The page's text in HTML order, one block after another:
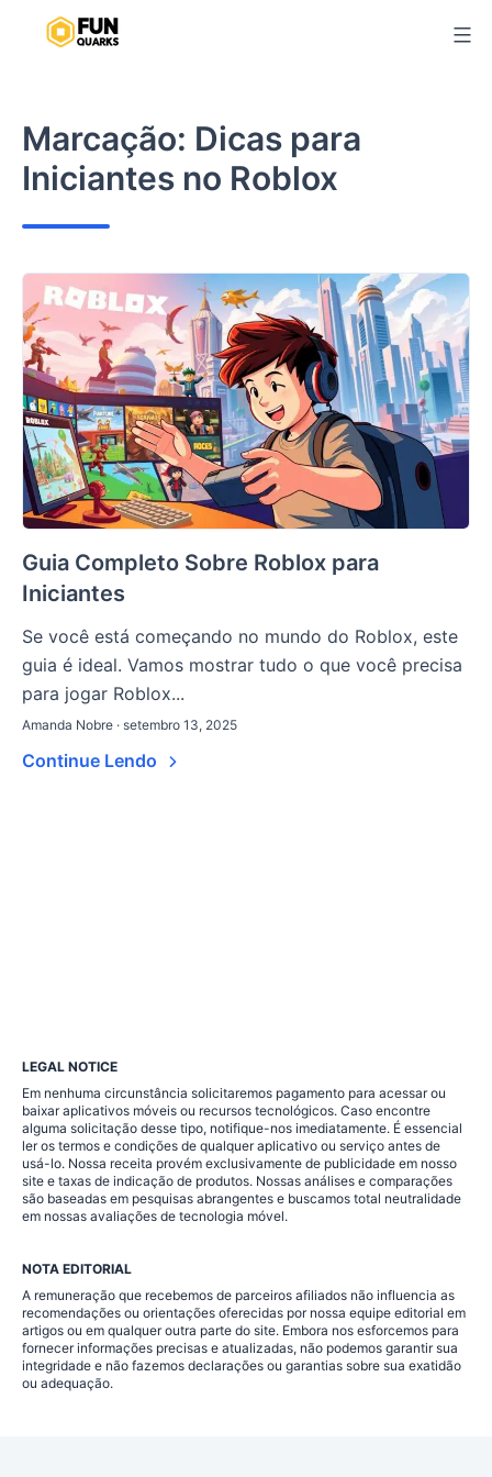
Marcação: Dicas para
Iniciantes no Roblox
Guia Completo Sobre Roblox para
Iniciantes
Se você está começando no mundo do Roblox, este
guia é ideal. Vamos mostrar tudo o que você precisa
para jogar Roblox...
Amanda Nobre · setembro 13, 2025
Continue Lendo
LEGAL NOTICE
Em nenhuma circunstância solicitaremos pagamento para acessar ou
baixar aplicativos móveis ou recursos tecnológicos. Caso encontre
alguma solicitação desse tipo, notifique-nos imediatamente. É essencial
ler os termos e condições de qualquer aplicativo ou serviço antes de
usá-lo. Nossa receita provém exclusivamente de publicidade em nosso
site e taxas de indicação de produtos. Nossas análises e comparações
são baseadas em pesquisas abrangentes e buscamos total neutralidade
em nossas avaliações de tecnologia móvel.
NOTA EDITORIAL
A remuneração que recebemos de parceiros afiliados não influencia as
recomendações ou orientações oferecidas por nossa equipe editorial em
artigos ou em qualquer outra parte do site. Embora nos esforcemos para
fornecer informações precisas e atualizadas, não podemos garantir sua
integridade e não fazemos declarações ou garantias sobre sua exatidão
ou adequação.